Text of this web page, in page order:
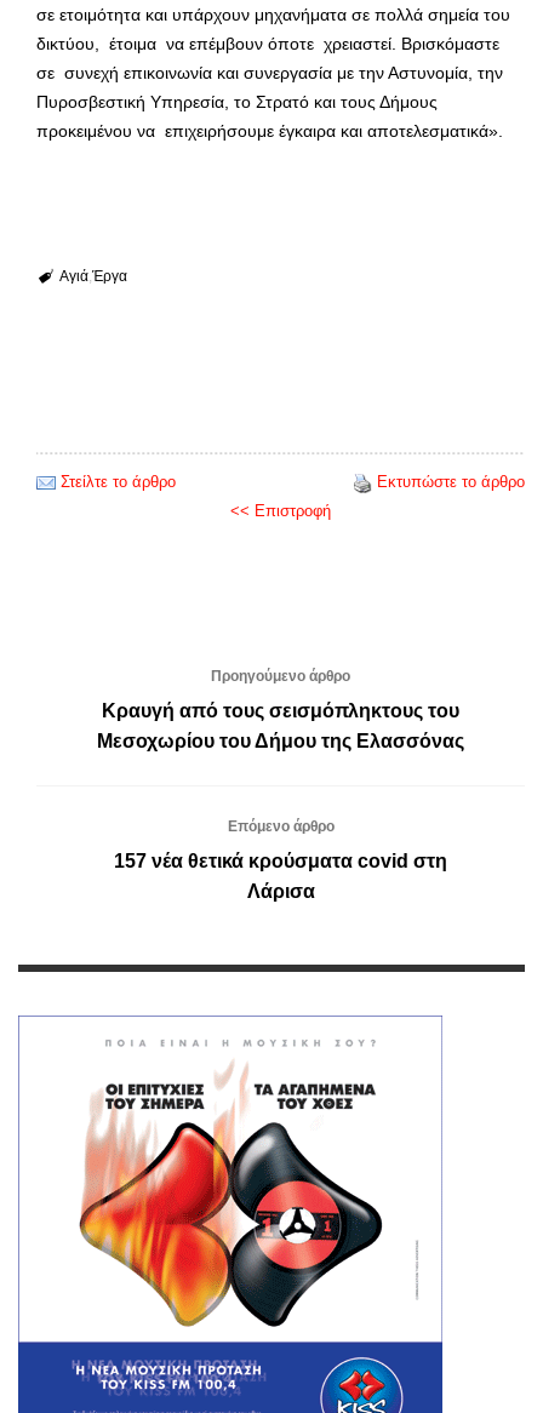
σε ετοιμότητα και υπάρχουν μηχανήματα σε πολλά σημεία του
δικτύου, έτοιμα να επέμβουν όποτε χρειαστεί. Βρισκόμαστε
σε συνεχή επικοινωνία και συνεργασία με την Αστυνομία, την
Πυροσβεστική Υπηρεσία, το Στρατό και τους Δήμους
προκειμένου να επιχειρήσουμε έγκαιρα και αποτελεσματικά».
Αγιά Έργα
Στείλτε το άρθρο
Εκτυπώστε το άρθρο
<< Επιστροφή
Προηγούμενο άρθρο
Κραυγή από τους σεισμόπληκτους του
Μεσοχωρίου του Δήμου της Ελασσόνας
Επόμενο άρθρο
157 νέα θετικά κρούσματα covid στη
Λάρισα